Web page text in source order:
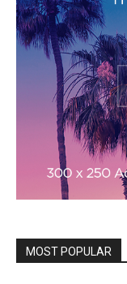
MOST POPULAR